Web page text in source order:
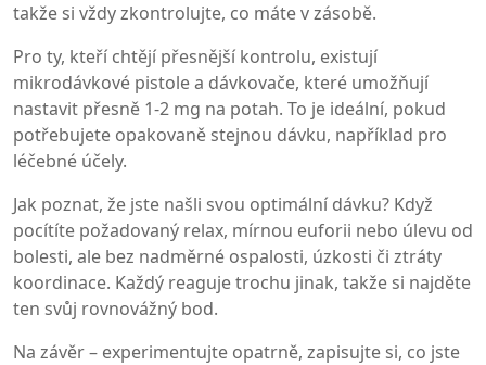
takže si vždy zkontrolujte, co máte v zásobě.
Pro ty, kteří chtějí přesnější kontrolu, existují
mikrodávkové pistole a dávkovače, které umožňují
nastavit přesně 1‑2 mg na potah. To je ideální, pokud
potřebujete opakovaně stejnou dávku, například pro
léčebné účely.
Jak poznat, že jste našli svou optimální dávku? Když
pocítíte požadovaný relax, mírnou euforii nebo úlevu od
bolesti, ale bez nadměrné ospalosti, úzkosti či ztráty
koordinace. Každý reaguje trochu jinak, takže si najděte
ten svůj rovnovážný bod.
Na závěr – experimentujte opatrně, zapisujte si, co jste